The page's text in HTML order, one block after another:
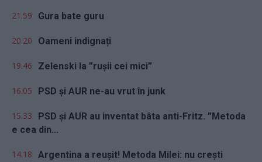
21.59 Gura bate guru
20.20 Oameni indignați
19.46 Zelenski la ”rușii cei mici”
16.05 PSD și AUR ne-au vrut în junk
15.33
PSD și AUR au inventat bâta anti-Fritz. ”Metoda
e cea din...
14.18 Argentina a reușit! Metoda Milei: nu crești